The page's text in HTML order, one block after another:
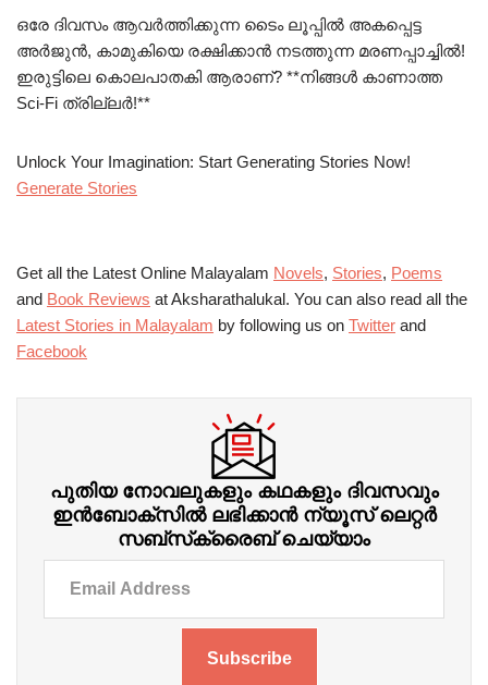
ഒരേ ദിവസം ആവർത്തിക്കുന്ന ടൈം ലൂപ്പിൽ അകപ്പെട്ട
അർജുൻ, കാമുകിയെ രക്ഷിക്കാൻ നടത്തുന്ന മരണപ്പാച്ചിൽ!
ഇരുട്ടിലെ കൊലപാതകി ആരാണ്? **നിങ്ങൾ കാണാത്ത
Sci-Fi ത്രില്ലർ!**
Unlock Your Imagination: Start Generating Stories Now!
Generate Stories
Get all the Latest Online Malayalam Novels, Stories, Poems
and Book Reviews at Aksharathalukal. You can also read all the
Latest Stories in Malayalam by following us on Twitter and
Facebook
പുതിയ നോവലുകളും കഥകളും ദിവസവും
ഇന്‍ബോക്‌സില്‍ ലഭിക്കാന്‍ ന്യൂസ് ലെറ്റർ
സബ്‌സ്‌ക്രൈബ് ചെയ്യാം
Subscribe